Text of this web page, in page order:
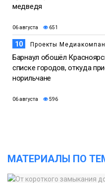
медведя
06 августа 651
10 Проекты
Барнаул обошёл
списке городов, откуда
норильчане
06 августа 596
МАТЕРИАЛЫ ПО